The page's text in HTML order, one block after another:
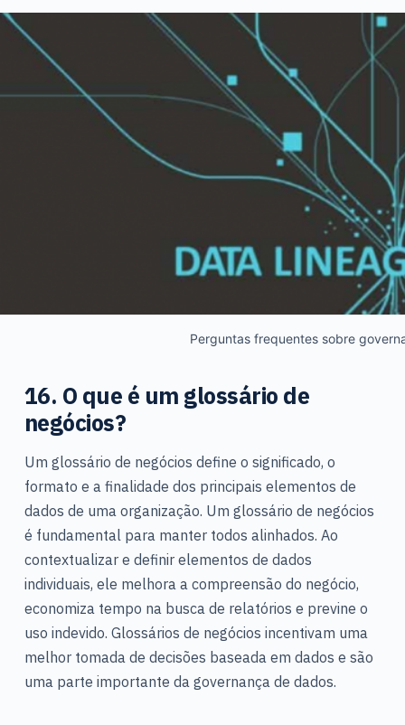
Perguntas frequentes sobre
16. O que é um glossário de
negócios?
Um glossário de negócios define o significado, o
formato e a finalidade dos principais elementos de
dados de uma organização. Um glossário de negócios
é fundamental para manter todos alinhados. Ao
contextualizar e definir elementos de dados
individuais, ele melhora a compreensão do negócio,
economiza tempo na busca de relatórios e previne o
uso indevido. Glossários de negócios incentivam uma
melhor tomada de decisões baseada em dados e são
uma parte importante da governança de dados.